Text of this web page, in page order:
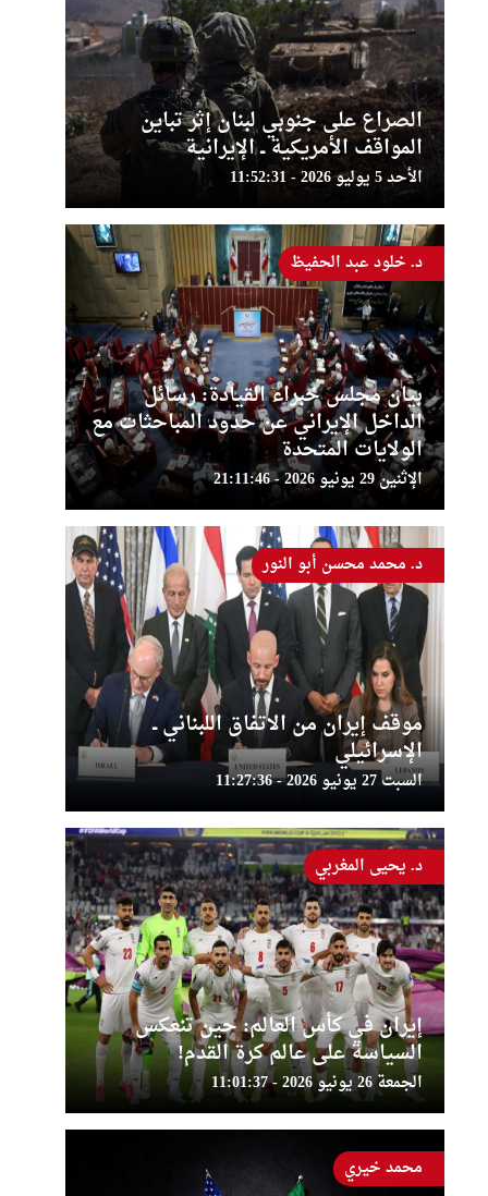
الصراع على جنوبي لبنان إثر تباين
المواقف الأمريكية ــ الإيرانية
الأحد 5 يوليو 2026 - 11:52:31
بيان مجلس خبراء القيادة: رسائل
الداخل الإيراني عن حدود المباحثات مع
الولايات المتحدة
الإثنين 29 يونيو 2026 - 21:11:46
د. خلود عبد الحفيظ
موقف إيران من الاتفاق اللبناني ــ
الإسرائيلي
السبت 27 يونيو 2026 - 11:27:36
د. محمد محسن أبو النور
إيران في كأس العالم: حين تنعكس
السياسة على عالم كرة القدم!
الجمعة 26 يونيو 2026 - 11:01:37
د. يحيى المغربي
محمد خيري